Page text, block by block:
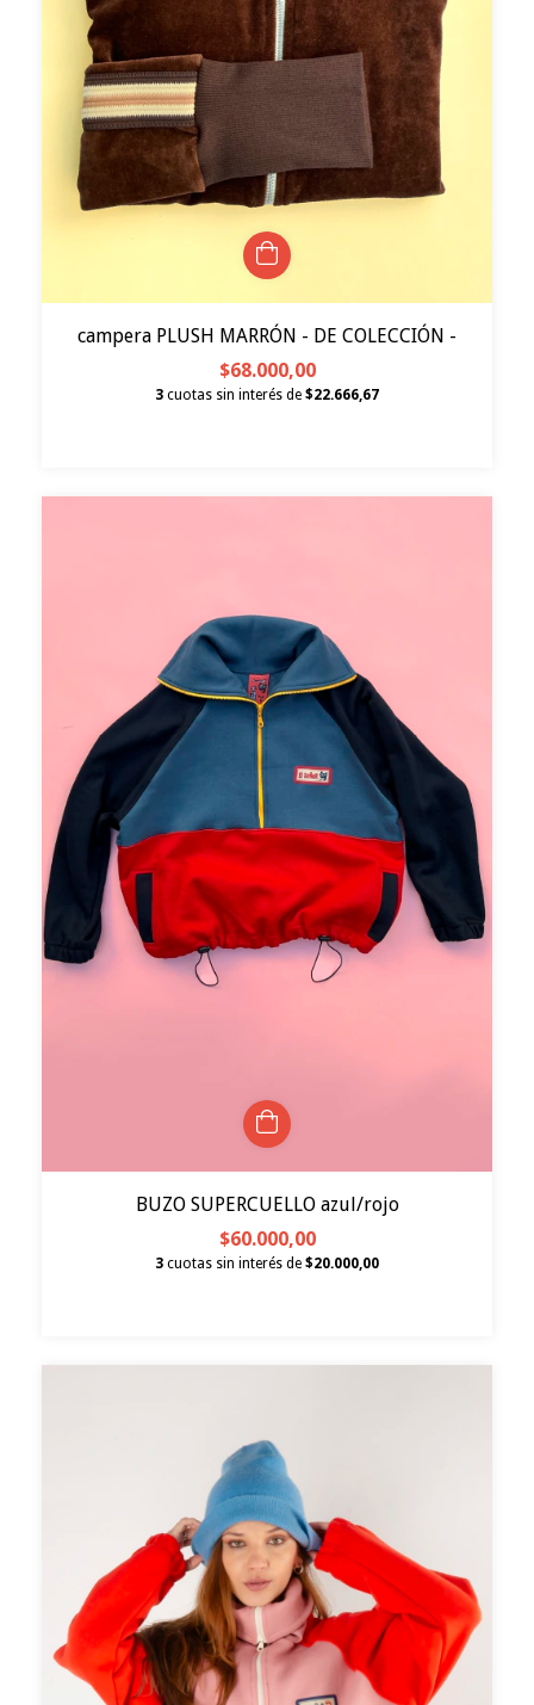
campera PLUSH MARRÓN - DE COLECCIÓN -
$68.000,00
3 cuotas sin interés de $22.666,67
BUZO SUPERCUELLO azul/rojo
$60.000,00
3 cuotas sin interés de $20.000,00